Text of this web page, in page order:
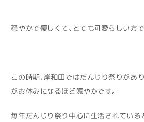
穏やかで優しくて、とても可愛らしい方で
この時期、岸和田ではだんじり祭りがあ
がお休みになるほど賑やかです。
毎年だんじり祭り中心に生活されている